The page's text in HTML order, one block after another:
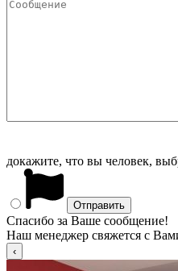
докажите, что вы человек,
Спасибо за Ваше сообщение!
Наш менеджер свяжется с